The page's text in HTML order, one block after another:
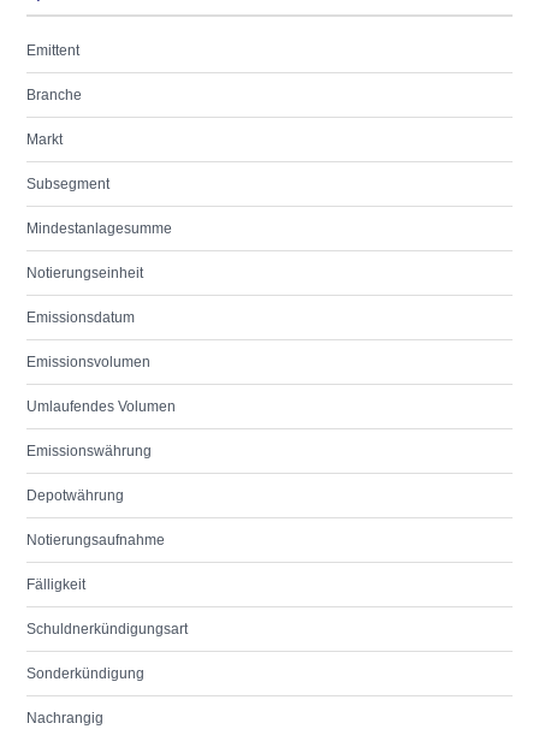
Emittent
Branche
Markt
Subsegment
Mindestanlagesumme
Notierungseinheit
Emissionsdatum
Emissionsvolumen
Umlaufendes Volumen
Emissionswährung
Depotwährung
Notierungsaufnahme
Fälligkeit
Schuldnerkündigungsart
Sonderkündigung
Nachrangig